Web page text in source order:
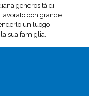
generosità di
con grande
un luogo
sua famiglia.